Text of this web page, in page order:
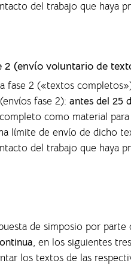
del trabajo que haya
2 (envío voluntario de
fase 2 («textos
fase 2):antes del 25
como material
límite de envío de dicho
del trabajo que haya
de simposio por
, en los siguientes
los textos de las